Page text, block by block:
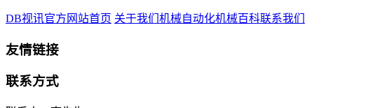
DB视讯官方网站首页 关于我们 机械自动化机械百科联系我们
友情链接
联系方式